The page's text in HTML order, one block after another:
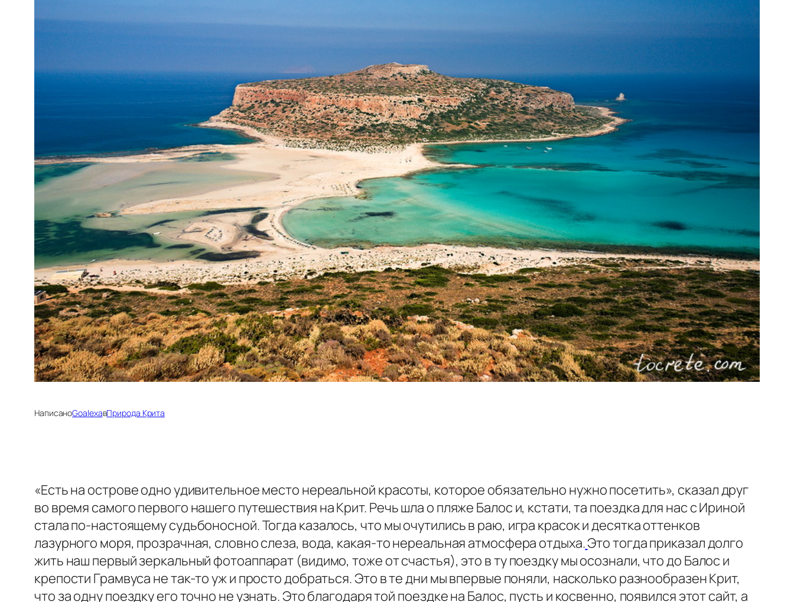
НаписаноGoalexaвПрирода Крита
«Есть на острове одно удивительное место нереальной красоты, которое обязательно нужно посетить», сказал друг
во время самого первого нашего путешествия на Крит. Речь шла о пляже Балос и, кстати, та поездка для нас с Ириной
стала по-настоящему судьбоносной. Тогда казалось, что мы очутились в раю, игра красок и десятка оттенков
лазурного моря, прозрачная, словно слеза, вода, какая-то нереальная атмосфера отдыха.Это тогда приказал долго
жить наш первый зеркальный фотоаппарат (видимо, тоже от счастья), это в ту поездку мы осознали, что до Балос и
крепости Грамвуса не так-то уж и просто добраться. Это в те дни мы впервые поняли, насколько разнообразен Крит,
что за одну поездку его точно не узнать. Это благодаря той поездке на Балос, пусть и косвенно, появился этот сайт, а